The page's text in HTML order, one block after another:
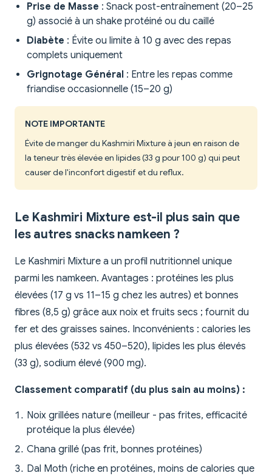
Prise de Masse : Snack post-entraînement (20–25
g) associé à un shake protéiné ou du caillé
Diabète : Évite ou limite à 10 g avec des repas
complets uniquement
Grignotage Général : Entre les repas comme
friandise occasionnelle (15–20 g)
NOTE IMPORTANTE
Évite de manger du Kashmiri Mixture à jeun en raison de
la teneur très élevée en lipides (33 g pour 100 g) qui peut
causer de l'inconfort digestif et du reflux.
Le Kashmiri Mixture est-il plus sain que
les autres snacks namkeen ?
Le Kashmiri Mixture a un profil nutritionnel unique
parmi les namkeen. Avantages : protéines les plus
élevées (17 g vs 11–15 g chez les autres) et bonnes
fibres (8,5 g) grâce aux noix et fruits secs ; fournit du
fer et des graisses saines. Inconvénients : calories les
plus élevées (532 vs 450–520), lipides les plus élevés
(33 g), sodium élevé (900 mg).
Classement comparatif (du plus sain au moins) :
Noix grillées nature (meilleur - pas frites, efficacité
protéique la plus élevée)
Chana grillé (pas frit, bonnes protéines)
Dal Moth (riche en protéines, moins de calories que